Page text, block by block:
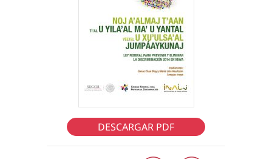
DESCARGAR PDF